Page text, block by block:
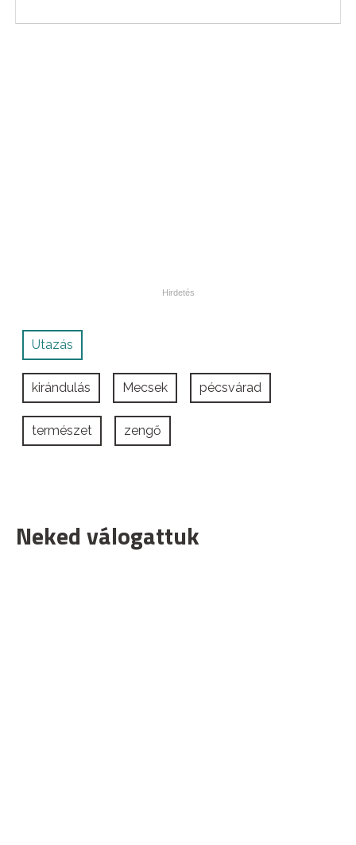
Utazás
kirándulás Mecsek pécsvárad
természet zengő
Neked válogattuk